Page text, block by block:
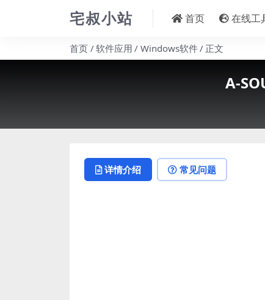
宅叔小站 首页 在线工
首页 软件应用 Windows软件 正文
A-
详情介绍 常见问题